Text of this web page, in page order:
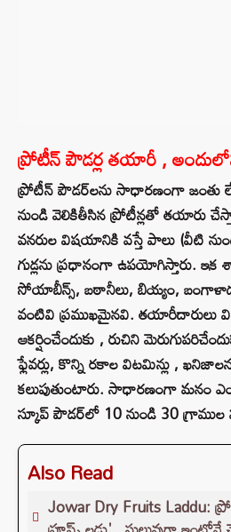
ప్రోటీన్ పౌడర్ల తయారీ ,
ప్రోటీన్ పౌడర్‌లను సాధారణంగా జంతు
నుండి వెలికితీసిన ప్రోటీన్లతో తయారు
వనరుల విషయానికి వస్తే పాలు (వీటి
గుడ్లను ప్రధానంగా ఉపయోగిస్తారు.
సోయాబీన్స్, బఠానీలు, బియ్యం,
వంటివి ప్రముఖమైనవి. తయారీదారులు
ఆకర్షించేందుకు , రుచిని
ఫ్లేవర్లు, కొన్ని రకాల విటమిన్లు ,
కలుపుతుంటారు. సాధారణంగా మనం
స్కూప్ పౌడర్‌లో 10 నుండి 30 గ్రాముల
Also Read
Jowar Dry Fruits Laddu: